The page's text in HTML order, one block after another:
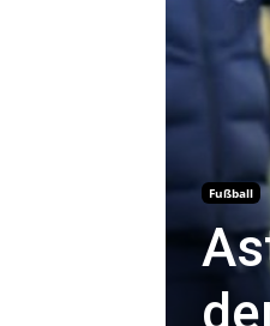
Fußball